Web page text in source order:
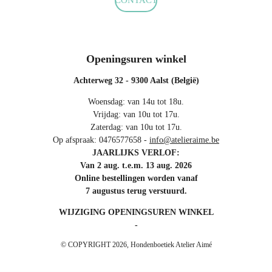
Openingsuren winkel
Achterweg 32 - 9300 Aalst (België)
Woensdag: van 14u tot 18u.
Vrijdag: van 10u tot 17u.
Zaterdag: van 10u tot 17u.
Op afspraak: 0476577658 - info@atelieraime.be
JAARLIJKS VERLOF:
Van 2 aug. t.e.m. 13 aug. 2026
Online bestellingen worden vanaf
7 augustus terug verstuurd.
WIJZIGING OPENINGSUREN WINKEL
-
© COPYRIGHT 2026, Hondenboetiek Atelier Aimé